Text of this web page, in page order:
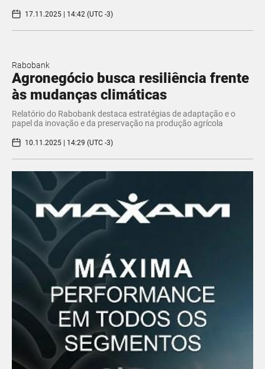
17.11.2025 | 14:42 (UTC -3)
Rabobank
Agronegócio busca resiliência frente
às mudanças climáticas
Relatório do Rabobank destaca estratégias de adaptação e o
papel da inovação e da preservação na produção agrícola
10.11.2025 | 14:29 (UTC -3)